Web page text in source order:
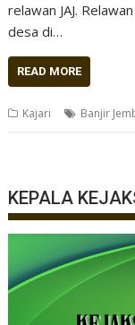
relawan JAJ.
desa di…
READ MORE
Kajari Banjir
KEPALA